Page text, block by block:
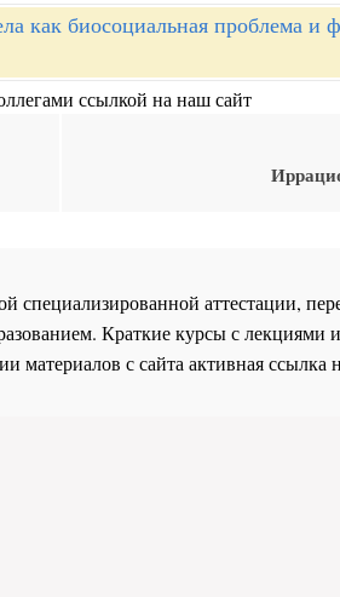
как биосоциальная проблема и
ссылкой на наш сайт
специализированной аттестации,
Краткие курсы с лекциями
материалов с сайта активная ссылка